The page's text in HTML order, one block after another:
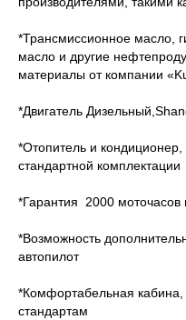
*Трансмиссионное масло,
масло и другие
материалы от компании
*Двигатель
*Отопитель и кондиционер,
стандартной комплектации
*Гарантия 2000 моточасов
*Возможность
автопилот
*Комфортабельная кабина,
стандартам